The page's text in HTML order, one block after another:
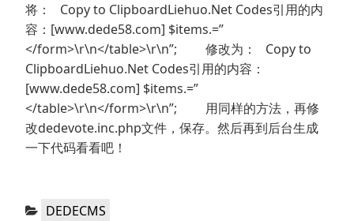
将： Copy to ClipboardLiehuo.Net Codes引用的内
容：[www.dede58.com] $items.=”
</form>\r\n</table>\r\n”; 修改为： Copy to
ClipboardLiehuo.Net Codes引用的内容：
[www.dede58.com] $items.=”
</table>\r\n</form>\r\n”; 用同样的方法，再修
改dedevote.inc.php文件，保存。然后再到后台生成
一下代码看看吧！
分
DEDECMS